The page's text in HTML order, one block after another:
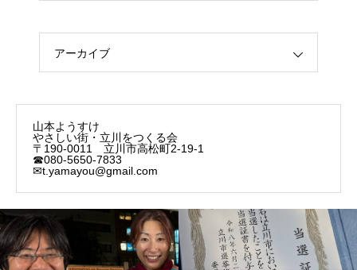
アーカイブ
山本ようすけ
やさしい街・立川をつくる会
〒190-0011 立川市高松町2-19-1
☎080-5650-7833
✉t.yamayou@gmail.com